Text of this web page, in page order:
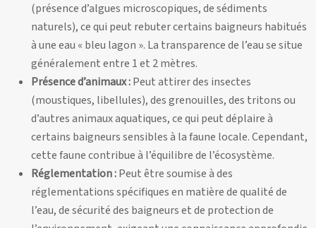
(présence d’algues microscopiques, de sédiments
naturels), ce qui peut rebuter certains baigneurs habitués
à une eau « bleu lagon ». La transparence de l’eau se situe
généralement entre 1 et 2 mètres.
Présence d’animaux :Peut attirer des insectes
(moustiques, libellules), des grenouilles, des tritons ou
d’autres animaux aquatiques, ce qui peut déplaire à
certains baigneurs sensibles à la faune locale. Cependant,
cette faune contribue à l’équilibre de l’écosystème.
Réglementation :Peut être soumise à des
réglementations spécifiques en matière de qualité de
l’eau, de sécurité des baigneurs et de protection de